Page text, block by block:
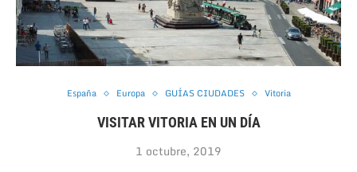
España Europa GUÍAS CIUDADES Vitoria
VISITAR VITORIA EN UN DÍA
1 octubre, 2019